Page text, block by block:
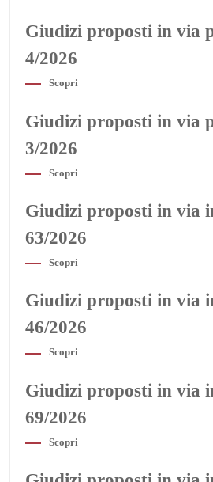
Giudizi proposti in via
4/2026
Scopri
Giudizi proposti in via
3/2026
Scopri
Giudizi proposti in via
63/2026
Scopri
Giudizi proposti in via
46/2026
Scopri
Giudizi proposti in via
69/2026
Scopri